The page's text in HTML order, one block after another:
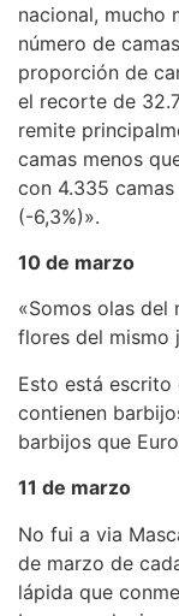
nacional, mucho
número de
proporción de
el recorte de
remite
camas menos
con 4.335
(-6,3%)».
10 de marzo
«Somos olas del
flores del mismo
Esto está escrito
contienen
barbijos que
11 de marzo
No fui a via
de marzo de
lápida que